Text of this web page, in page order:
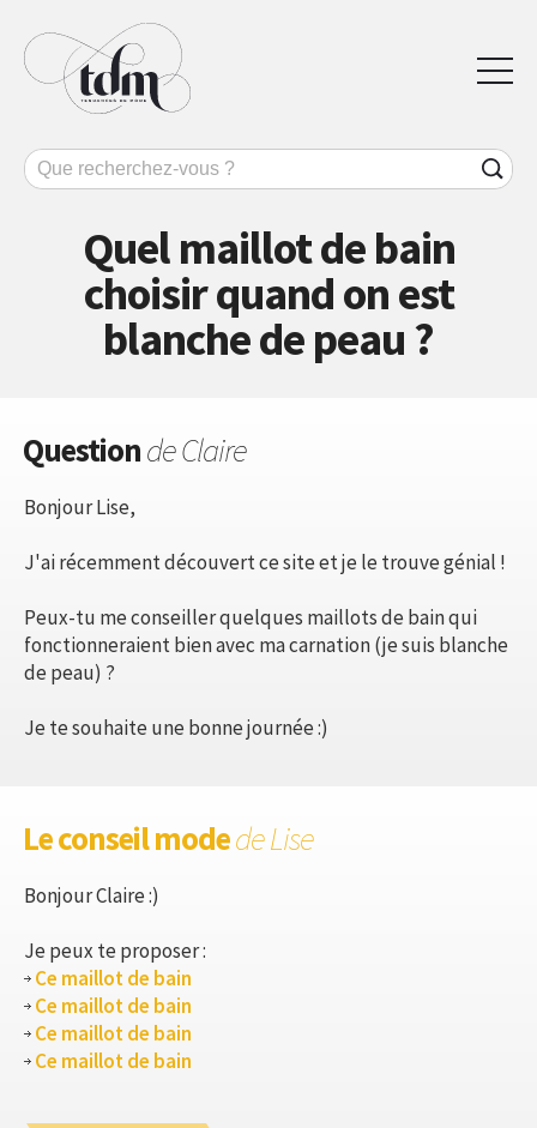
Quel maillot de bain
choisir quand on est
blanche de peau ?
Questionde Claire
Bonjour Lise,
J'ai récemment découvert ce site et je le trouve génial !
Peux-tu me conseiller quelques maillots de bain qui
fonctionneraient bien avec ma carnation (je suis blanche
de peau) ?
Je te souhaite une bonne journée :)
Le conseil modede Lise
Bonjour Claire :)
Je peux te proposer :
Ce maillot de bain
Ce maillot de bain
Ce maillot de bain
Ce maillot de bain